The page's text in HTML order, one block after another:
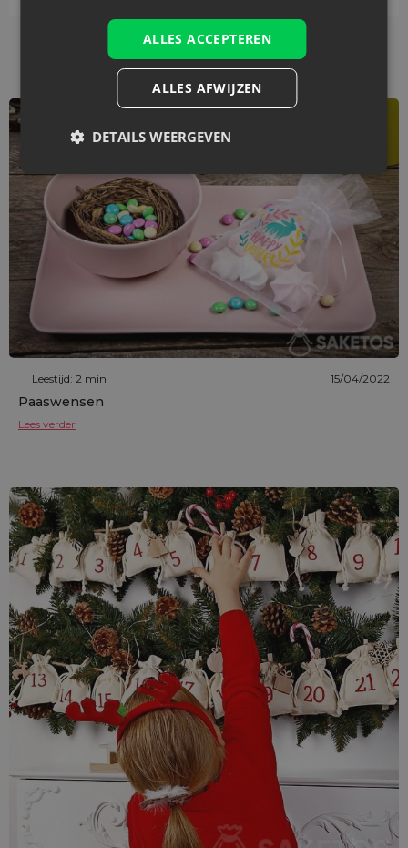
Bekijk vergelijkbare artikelen
Leestijd: 2 min 15/04/2022
Paaswensen
Lees verder
ALLES ACCEPTEREN
ALLES AFWIJZEN
DETAILS WEERGEVEN